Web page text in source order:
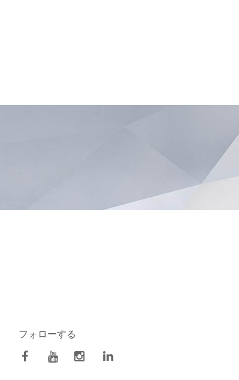
フォローする
facebookYoutubeInstagram